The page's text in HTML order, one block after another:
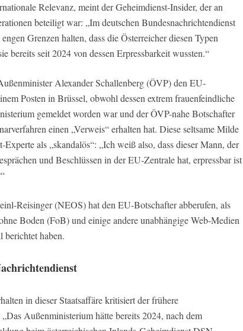
Relevanz, meint der Geheimdienst-Insider, der an
beteiligt war: „Im deutschen Bundesnachrichtendienst
Grenzen halten, dass die Österreicher diesen Typen
bereits seit 2024 von dessen Erpressbarkeit wussten.“
Alexander Schallenberg (ÖVP) den EU-
Posten in Brüssel, obwohl dessen extrem frauenfeindliche
gemeldet worden war und der ÖVP-nahe Botschafter
einen „Verweis“ erhalten hat. Diese seltsame Milde
als „skandalös“: „Ich weiß also, dass dieser Mann, der
und Beschlüssen in der EU-Zentrale hat, erpressbar ist
Reisinger (NEOS) hat den EU-Botschafter abberufen, als
Boden (FoB) und einige andere unabhängige Web-Medien
berichtet haben.
in dieser Staatsaffäre kritisiert der frühere
Außenministerium hätte bereits 2024, nach dem